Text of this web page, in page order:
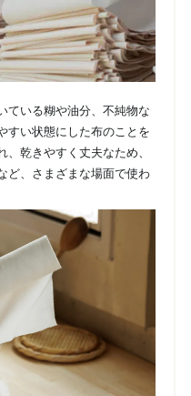
ている糊や油分、不純物な
すい状態にした布のことを
乾きやすく丈夫なため、
ど、さまざまな場面で使わ